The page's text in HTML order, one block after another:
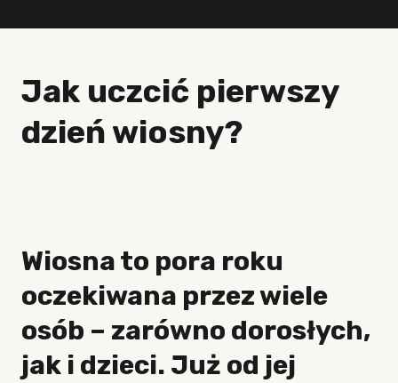
Jak uczcić pierwszy
dzień wiosny?
Wiosna to pora roku
oczekiwana przez wiele
osób – zarówno dorosłych,
jak i dzieci. Już od jej